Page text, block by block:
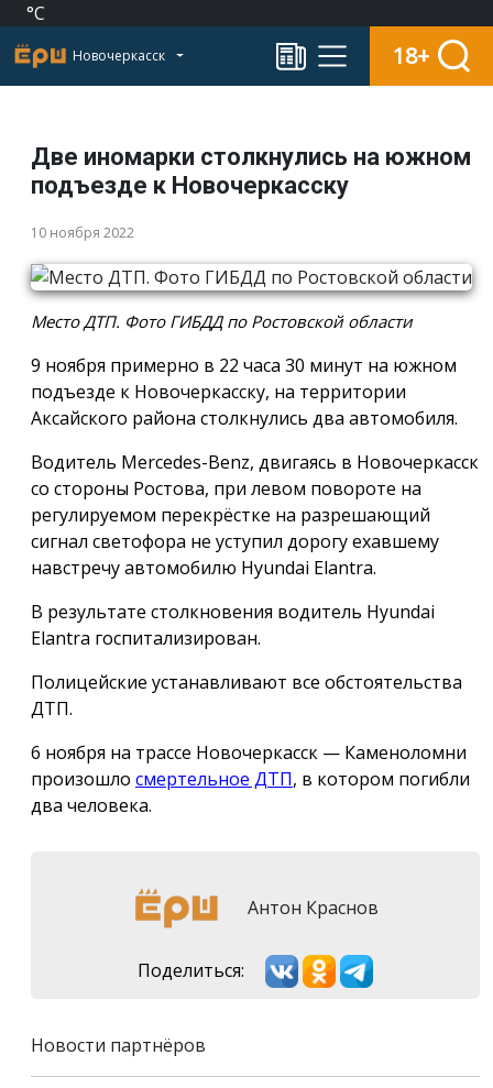
°C
Новочеркасск 18+
Две иномарки столкнулись на южном
подъезде к Новочеркасску
10 ноября 2022
Место ДТП. Фото ГИБДД по Ростовской области
9 ноября примерно в 22 часа 30 минут на южном
подъезде к Новочеркасску, на территории
Аксайского района столкнулись два автомобиля.
Водитель Mercedes-Benz, двигаясь в Новочеркасск
со стороны Ростова, при левом повороте на
регулируемом перекрёстке на разрешающий
сигнал светофора не уступил дорогу ехавшему
навстречу автомобилю Hyundai Elantra.
В результате столкновения водитель Hyundai
Elantra госпитализирован.
Полицейские устанавливают все обстоятельства
ДТП.
6 ноября на трассе Новочеркасск — Каменоломни
произошло смертельное ДТП, в котором погибли
два человека.
Антон Краснов
Поделиться:
Новости партнёров